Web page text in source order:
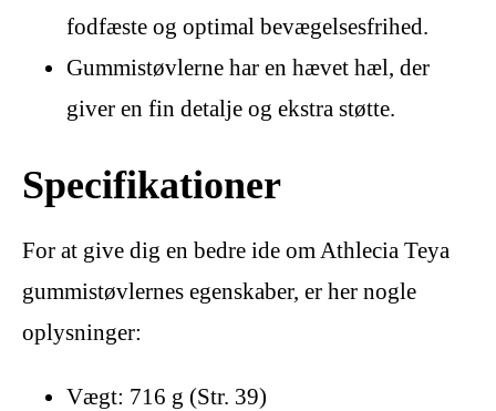
fodfæste og optimal bevægelsesfrihed.
Gummistøvlerne har en hævet hæl, der
giver en fin detalje og ekstra støtte.
Specifikationer
For at give dig en bedre ide om Athlecia Teya
gummistøvlernes egenskaber, er her nogle
oplysninger:
Vægt: 716 g (Str. 39)